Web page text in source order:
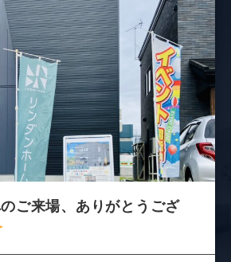
ご来場、ありがとうござ